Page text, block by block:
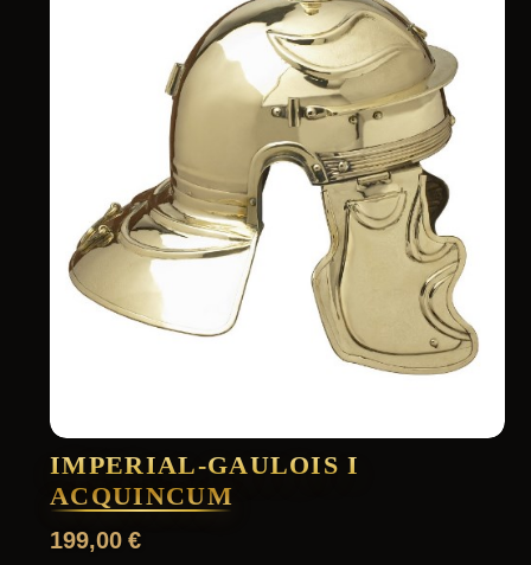
IMPERIAL-GAULOIS I
ACQUINCUM
199,00€